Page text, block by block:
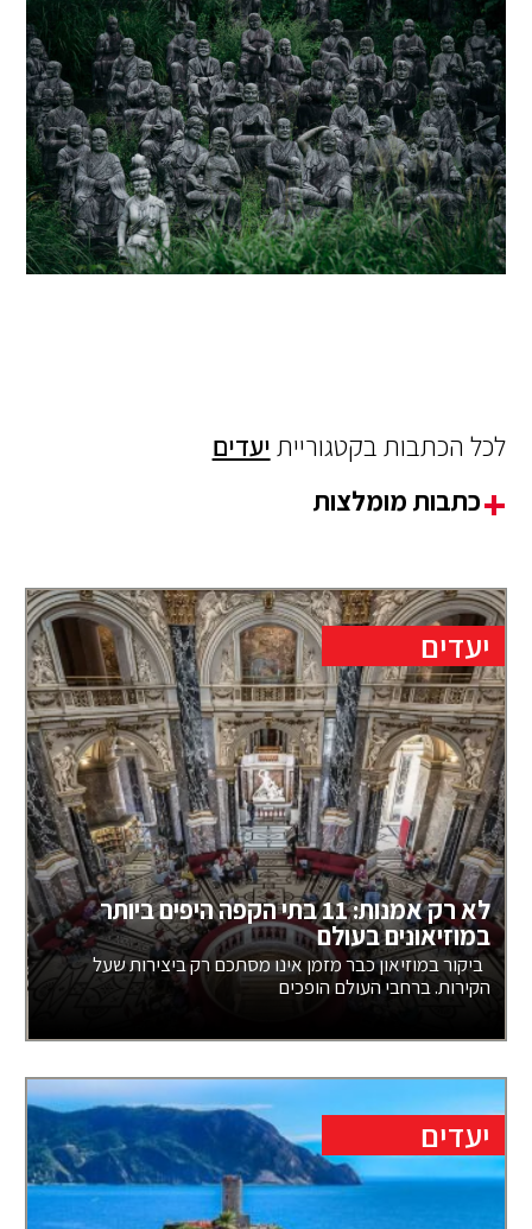
לכל הכתבות בקטגוריית יעדים
כתבות מומלצות
יעדים
לא רק אמנות: 11 בתי הקפה היפים ביותר
במוזיאונים בעולם
ביקור במוזיאון כבר מזמן אינו מסתכם רק ביצירות שעל
הקירות. ברחבי העולם הופכים
יעדים